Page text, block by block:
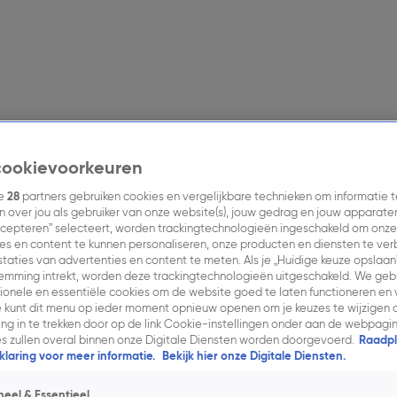
Nieuws.Inkoopinformatie.Contact.
met adverteren op TV, radio of met online video en
contact met je op.
kijkersvragen@talpanetwork.com
28 partners gebruiken cookies en vergelijkbare technieken om informatie
over jou als gebruiker van onze website(s), jouw gedrag en jouw
selecteert, worden trackingtechnologieën ingeschakeld om onze
en content te kunnen personaliseren, onze producten en diensten te
van advertenties en content te meten. Als je „Huidige keuze
intrekt, worden deze trackingtechnologieën uitgeschakeld. We
en essentiële cookies om de website goed te laten functioneren en
kunt dit menu op ieder moment opnieuw openen om je keuzes te wijzigen
in te trekken door op de link Cookie-instellingen onder aan de
zullen overal binnen onze Digitale Diensten worden doorgevoerd.
voor meer informatie.
Bekijk hier onze Digitale Diensten.